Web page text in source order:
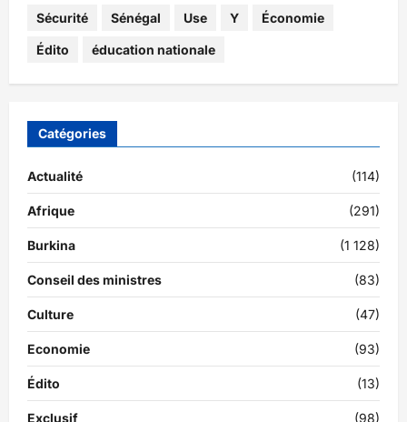
Sécurité Sénégal Use Y Économie
Édito éducation nationale
Catégories
Actualité (114)
Afrique (291)
Burkina (1 128)
Conseil des ministres (83)
Culture (47)
Economie (93)
Édito (13)
Exclusif (98)